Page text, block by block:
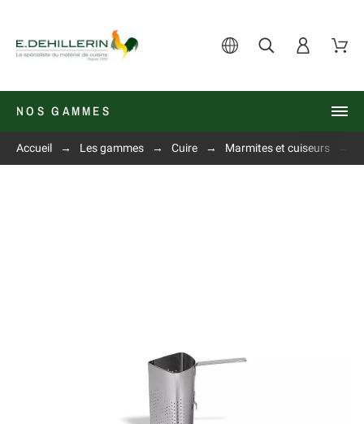
NOS GAMMES
Accueil Les gammes Cuire Marmites et cuiseurs